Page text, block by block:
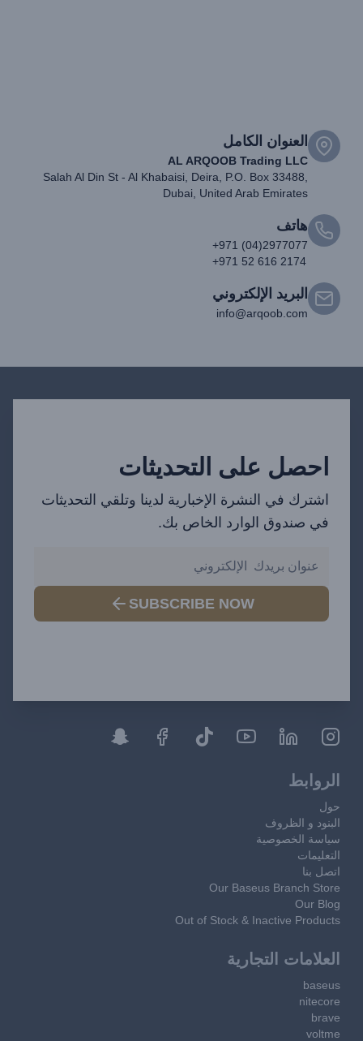
العنوان الكامل
AL ARQOOB Trading LLC
Salah Al Din St - Al Khabaisi, Deira, P.O. Box 33488,
Dubai, United Arab Emirates
هاتف
+971 (04)2977077
+971 52 616 2174
البريد الإلكتروني
info@arqoob.com
احصل على التحديثات
اشترك في النشرة الإخبارية لدينا وتلقي التحديثات
في صندوق الوارد الخاص بك.
SUBSCRIBE NOW
الروابط
حول
البنود و الظروف
سياسة الخصوصية
التعليمات
اتصل بنا
Our Baseus Branch Store
Our Blog
Out of Stock & Inactive Products
العلامات التجارية
baseus
nitecore
brave
voltme